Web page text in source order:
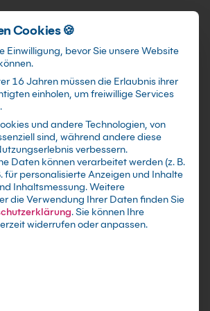
+49 231 5191986 Anmelden
Suchen
2025 – Administration
Cookies 🍪
Einwilligung, bevor Sie unsere Website
16 Jahren müssen die Erlaubnis ihrer
einholen, um freiwillige Services
und andere Technologien, von
sind, während andere diese
verbessern.
Daten können verarbeitet werden (z. B.
für personalisierte Anzeigen und Inhalte
Inhaltsmessung.Weitere
die Verwendung Ihrer Daten finden Sie
.Sie können Ihre
widerrufen oder anpassen.
der Service-Gruppen, für die eine